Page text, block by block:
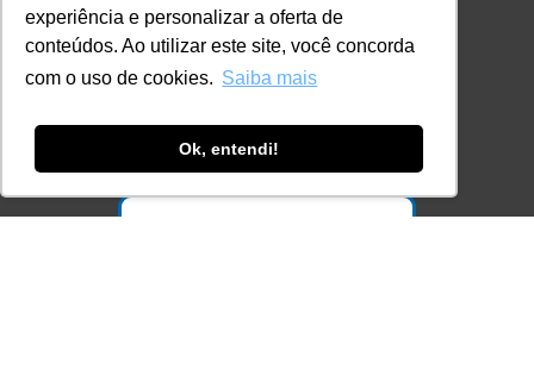
experiência e personalizar a oferta de
conteúdos. Ao utilizar este site, você concorda
com o uso de cookies. Saiba mais
Ok, entendi!
contato@lec.com.br
Consulte aqui o cadastro da Instituição no